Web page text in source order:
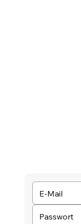
E-Mail
Passwort